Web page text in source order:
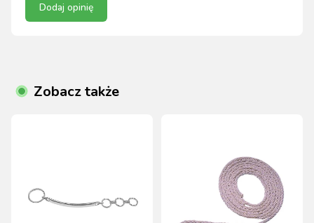
Dodaj opinię
Zobacz także